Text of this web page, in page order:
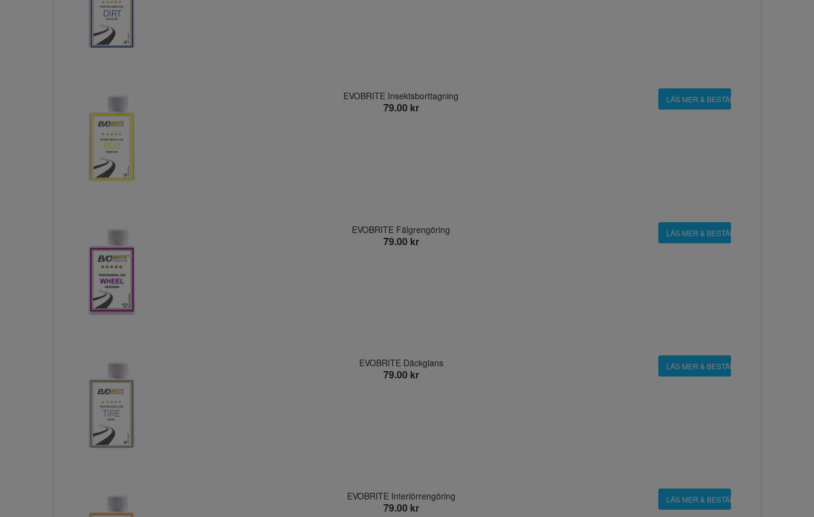
EVOBRITE Insektsborttagning
79.00 kr
LÄS MER & BESTÄLL
EVOBRITE Fälgrengöring
79.00 kr
LÄS MER & BESTÄLL
EVOBRITE Däckglans
79.00 kr
LÄS MER & BESTÄLL
EVOBRITE Interiörrengöring
79.00 kr
LÄS MER & BESTÄLL